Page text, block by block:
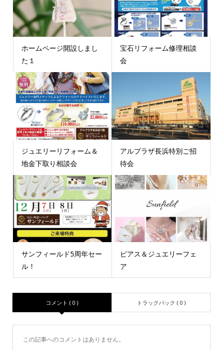
ホームページ開設しまし
た１
宝石リフォーム修理相談
会
ジュエリーリフォーム＆
地金下取り相談会
アルプラザ長浜特別ご招
待会
サンフィールド5周年セー
ル！
ピアス＆ジュエリーフェ
ア
コメント ( 0 ) トラックバック ( 0 )
この記事へのコメントはありません。